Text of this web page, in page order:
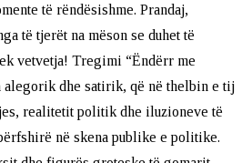
të rëndësishme. Prandaj,
të tjerët na mëson se duhet të
vetvetja! Tregimi “Ëndërr me
alegorik dhe satirik, që në thelbin e tij
realitetit politik dhe iluzioneve të
në skena publike e politike.